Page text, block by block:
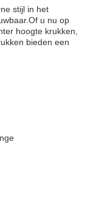
stijl in het
u nu op
hoogte krukken,
bieden een